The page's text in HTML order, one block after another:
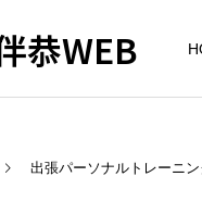
恭WEB
出張パーソナルトレーニ